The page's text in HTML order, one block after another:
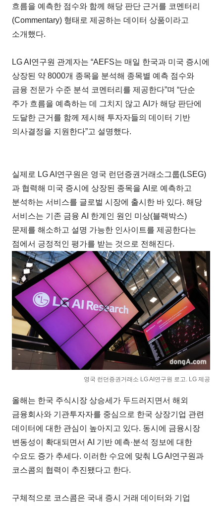
흐름을 예측한 점수와 함께 해당 판단 근거를 코멘터리
(Commentary) 형태로 제공하는 데이터 상품이라고
소개했다.
LG AI연구원 관계자는 “AEFS는 매일 한국과 미국 증시에
상장된 약 8000개 종목을 분석해 종목별 예측 점수와
금융 전문가 수준 분석 코멘터리를 제공한다”며 “단순
주가 흐름을 예측하는 데 그치지 않고 AI가 해당 판단에
도달한 근거를 함께 제시해 투자자들의 데이터 기반
의사결정을 지원한다”고 설명했다.
실제로 LG AI연구원은 영국 런던증권거래소그룹(LSEG)
과 협력해 미국 증시에 상장된 종목을 AI로 예측하고
분석하는 서비스를 글로벌 시장에 출시한 바 있다. 해당
서비스는 기존 금융 AI 한계인 원인 미상(블랙박스)
문제를 해소하고 설명 가능한 인사이트를 제공한다는
점에서 긍정적인 평가를 받는 것으로 전해진다.
영국 런던증권거래소 LG AI연구원 로고. LG 제공
올해는 한국 주식시장 상승세가 두드러지면서 해외
금융회사와 기관투자자를 중심으로 한국 상장기업 관련
데이터에 대한 관심이 높아지고 있다. 동시에 금융시장
변동성이 확대되면서 AI 기반 예측·분석 정보에 대한
수요도 증가 추세다. 이러한 수요에 맞춰 LG AI연구원과
코스콤의 협력이 추진됐다고 한다.
구체적으로 코스콤은 국내 증시 거래 데이터와 기업